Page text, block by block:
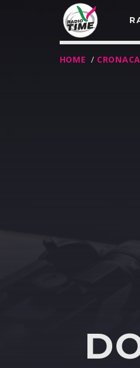
HOME / CRONACA